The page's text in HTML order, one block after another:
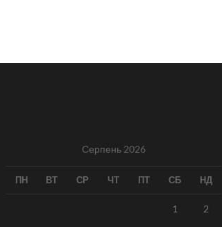
Серпень 2026
ПН ВТ СР ЧТ ПТ СБ НД
1 2